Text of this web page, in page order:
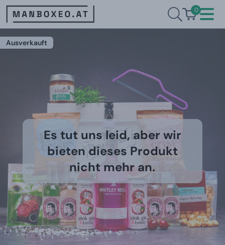
0
Ausverkauft
Es tut uns leid, aber wir
bieten dieses Produkt
nicht mehr an.